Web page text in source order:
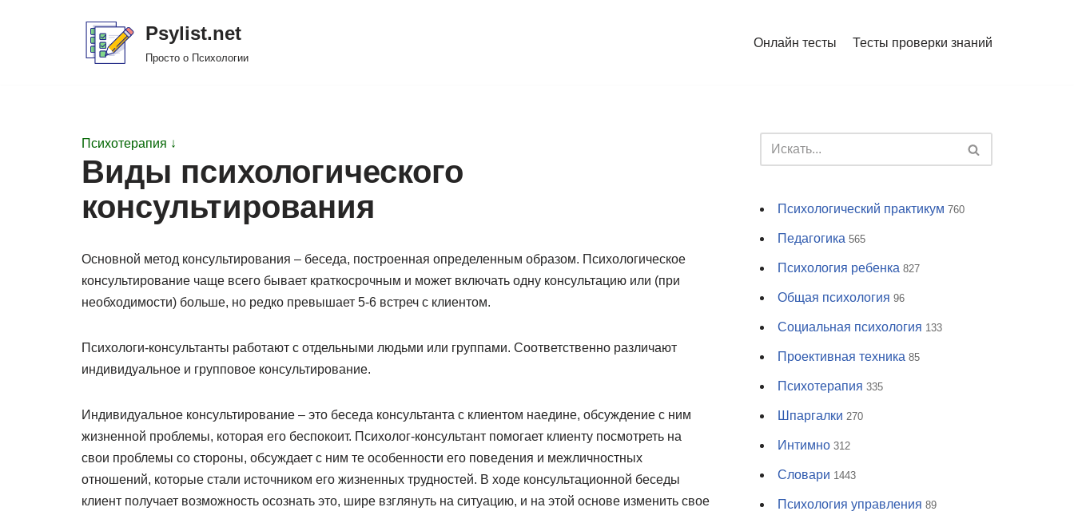
Psylist.net
Просто о Психологии
Онлайн тесты Тесты проверки знаний
Психотерапия ↓
Виды психологического
консультирования
Основной метод консультирования – беседа, построенная определенным образом. Психологическое
консультирование чаще всего бывает краткосрочным и может включать одну консультацию или (при
необходимости) больше, но редко превышает 5-6 встреч с клиентом.
Психологи-консультанты работают с отдельными людьми или группами. Соответственно различают
индивидуальное и групповое консультирование.
Индивидуальное консультирование – это беседа консультанта с клиентом наедине, обсуждение с ним
жизненной проблемы, которая его беспокоит. Психолог-консультант помогает клиенту посмотреть на
свои проблемы со стороны, обсуждает с ним те особенности его поведения и межличностных
отношений, которые стали источником его жизненных трудностей. В ходе консультационной беседы
клиент получает возможность осознать это, шире взглянуть на ситуацию, и на этой основе изменить свое
Психологический практикум 760
Педагогика 565
Психология ребенка 827
Общая психология 96
Социальная психология 133
Проективная техника 85
Психотерапия 335
Шпаргалки 270
Интимно 312
Словари 1443
Психология управления 89